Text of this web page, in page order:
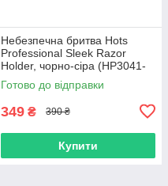
Небезпечна бритва Hots
Professional Sleek Razor
Holder, чорно-сіра (HP3041-
BGR)
Готово до відправки
349 ₴ 390 ₴
Купити